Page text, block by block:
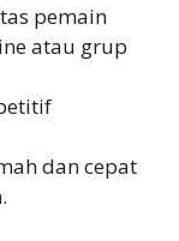
pemain
atau grup
dan cepat